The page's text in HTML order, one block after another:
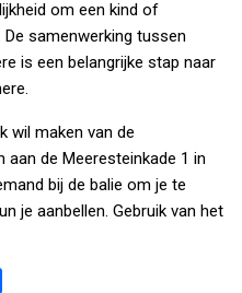
om een kind of
samenwerking tussen
is een belangrijke stap naar
wil maken van de
de Meeresteinkade 1 in
bij de balie om je te
je aanbellen. Gebruik van het